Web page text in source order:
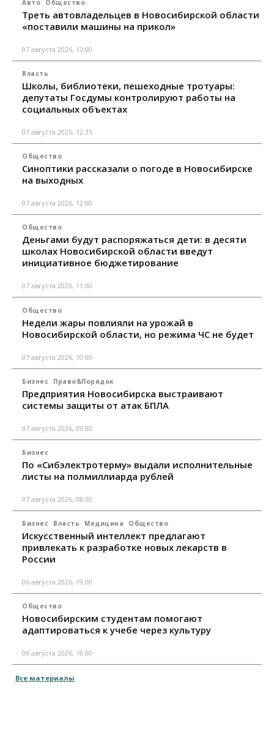
Авто Общество
Треть автовладельцев в Новосибирской области
«поставили машины на прикол»
07 августа 2026, 13:00
Власть
Школы, библиотеки, пешеходные тротуары:
депутаты Госдумы контролируют работы на
социальных объектах
07 августа 2026, 12:35
Общество
Синоптики рассказали о погоде в Новосибирске
на выходных
07 августа 2026, 12:00
Общество
Деньгами будут распоряжаться дети: в десяти
школах Новосибирской области введут
инициативное бюджетирование
07 августа 2026, 11:00
Общество
Недели жары повлияли на урожай в
Новосибирской области, но режима ЧС не будет
07 августа 2026, 10:00
Бизнес Право&Порядок
Предприятия Новосибирска выстраивают
системы защиты от атак БПЛА
07 августа 2026, 09:00
Бизнес
По «Сибэлектротерму» выдали исполнительные
листы на полмиллиарда рублей
07 августа 2026, 08:00
Бизнес Власть Медицина Общество
Искусственный интеллект предлагают
привлекать к разработке новых лекарств в
России
06 августа 2026, 19:00
Общество
Новосибирским студентам помогают
адаптироваться к учебе через культуру
06 августа 2026, 18:00
Все материалы